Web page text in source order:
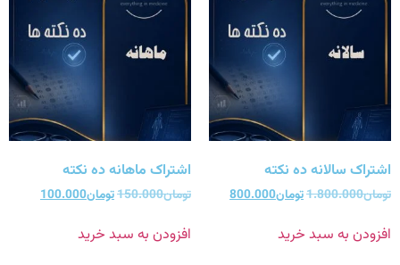
اشتراک سالانه ده نکته
تومان1.800.000تومان800.000
افزودن به سبد خرید
اشتراک ماهانه ده نکته
تومان150.000تومان100.000
افزودن به سبد خرید